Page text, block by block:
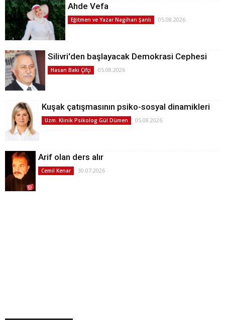
Ahde Vefa
Eğitmen ve Yazar Nagihan Şanlı 05.08.2026
Silivri'den başlayacak Demokrasi Cephesi
Hasan Baki Çifçi 05.08.2026
Kuşak çatışmasının psiko-sosyal dinamikleri
Uzm. Klinik Psikolog Gül Dümen 05.08.2026
Arif olan ders alır
Cemil Kenar 30.07.2026